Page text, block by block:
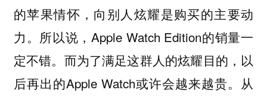
的苹果情怀，向别人炫耀是购买的主要动
力。所以说，Apple Watch Edition的销量一
定不错。而为了满足这群人的炫耀目的，以
后再出的Apple Watch或许会越来越贵。从